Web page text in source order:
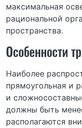
максимальная
рациональной
пространства.
Особенности
Наиболее
прямоугольная и
и
должны быть
располагаются